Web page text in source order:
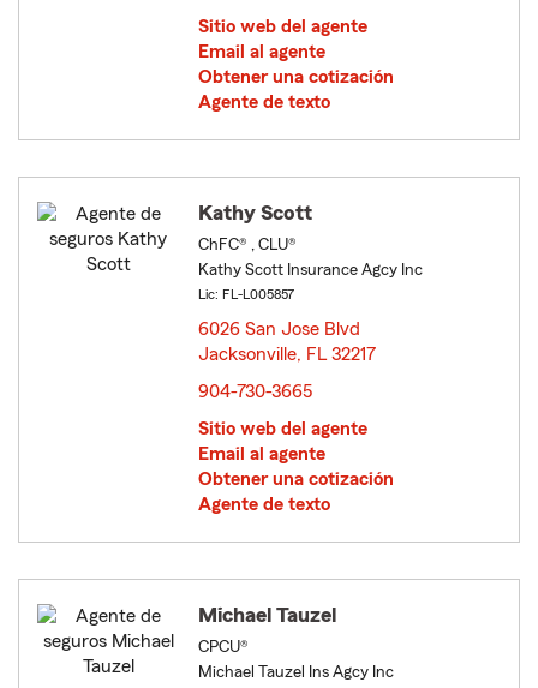
Sitio web del agente
Email al agente
Obtener una cotización
Agente de texto
Kathy Scott
ChFC® , CLU®
Kathy Scott Insurance Agcy Inc
Lic: FL-L005857
6026 San Jose Blvd
Jacksonville, FL 32217
904-730-3665
Sitio web del agente
Email al agente
Obtener una cotización
Agente de texto
Michael Tauzel
CPCU®
Michael Tauzel Ins Agcy Inc